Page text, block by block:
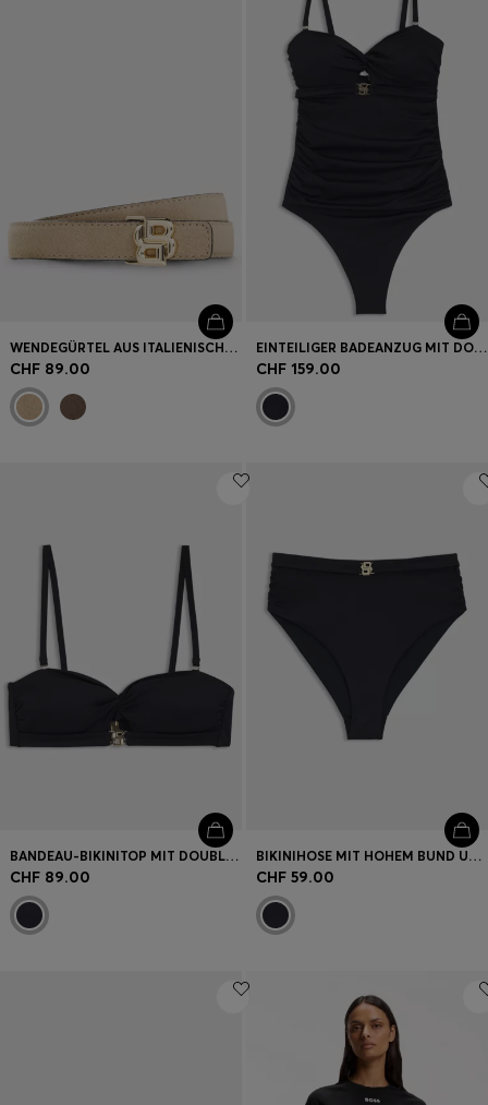
WENDEGÜRTEL AUS ITALIENISCHEM LEDER MIT HELLGOLDENEN BESCHLÄGEN
CHF 89.00
EINTEILIGER BADEANZUG MIT DOUBLE-B-MONOGRAMM
CHF 159.00
BANDEAU-BIKINITOP MIT DOUBLE-B-MONOGRAMM
CHF 89.00
BIKINIHOSE MIT HOHEM BUND UND DOUBLE-B-MONOGRAMM
CHF 59.00